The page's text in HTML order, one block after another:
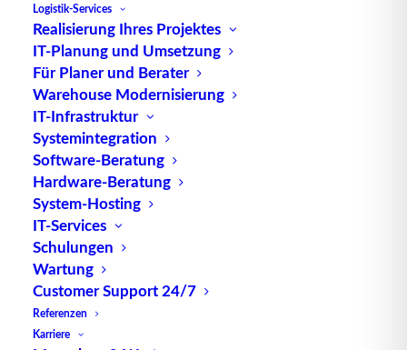
Logistik-Services
Realisierung Ihres Projektes
IT-Planung und Umsetzung
Für Planer und Berater
Warehouse Modernisierung
IT-Infrastruktur
Systemintegration
Software-Beratung
Hardware-Beratung
System-Hosting
IT-Services
Schulungen
Wartung
Customer Support 24/7
Referenzen
Karriere
TUP GmbH & Co. KG
Die kombinierbare Lagerverwaltungs-Software von
TUP, liefert dank ihrer Flexibilität immer die
effektivste Lösung und ist zudem in hohem Maße
wiederverwendbar.
Kontakt
TUP GmbH & Co. KG
Fraunhoferstraße 1